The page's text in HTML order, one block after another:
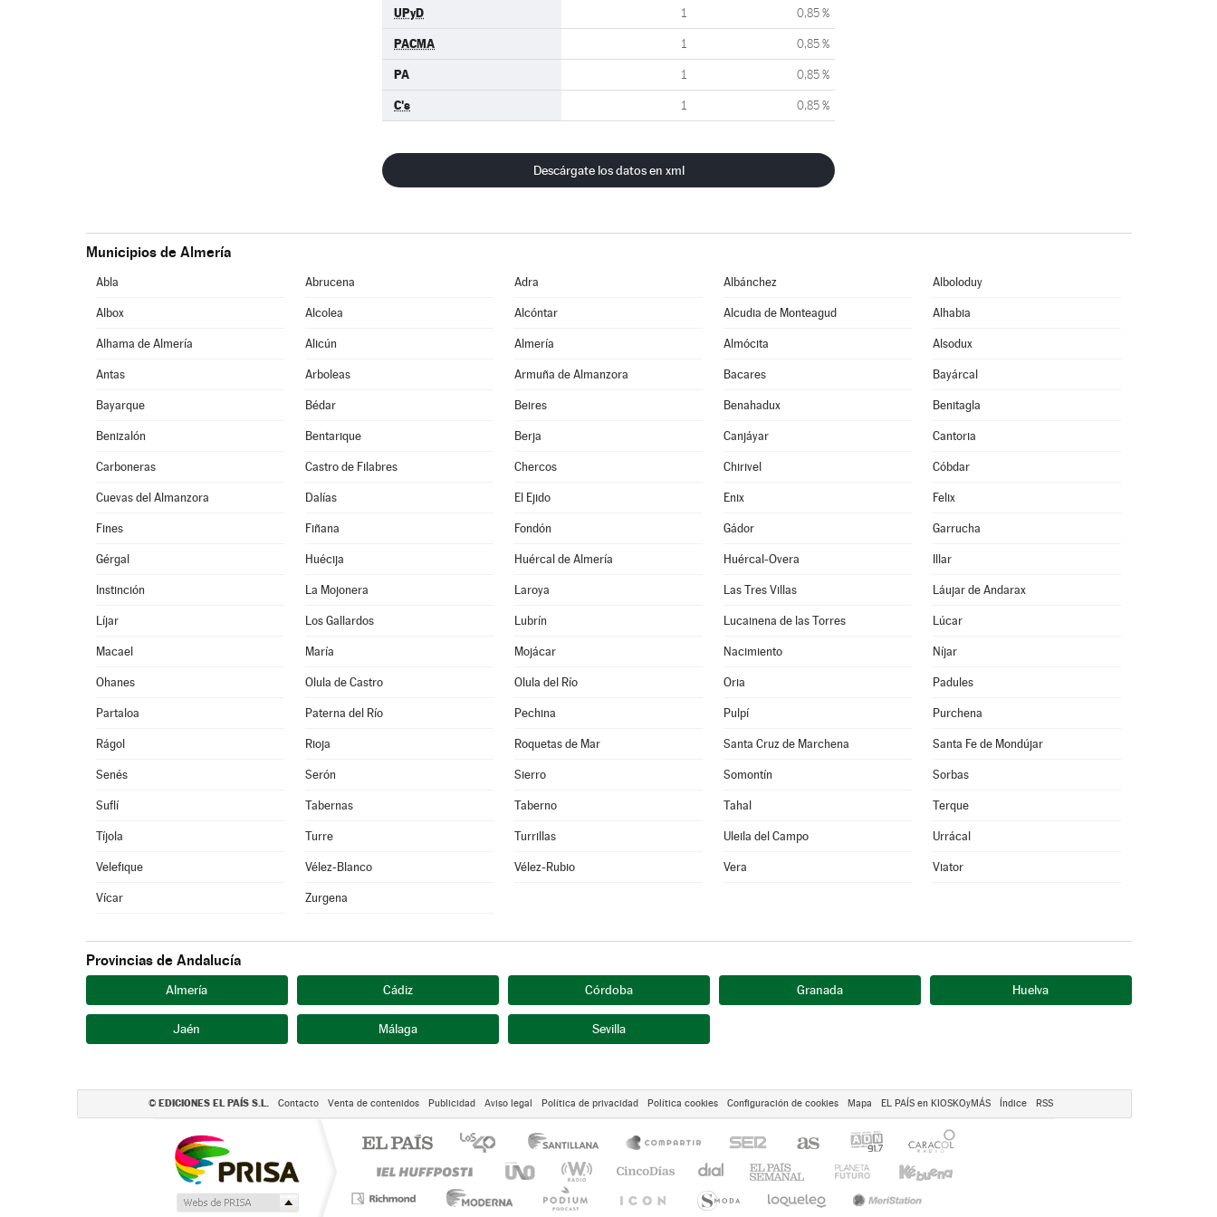
UPyD 1 0,85 %
PACMA 1 0,85 %
PA 1 0,85 %
C's 1 0,85 %
Descárgate los datos en xml
Municipios de Almería
Abla Abrucena Adra Albánchez Alboloduy
Albox Alcolea Alcóntar Alcudia de Monteagud Alhabia
Alhama de Almería Alicún Almería Almócita Alsodux
Antas Arboleas Armuña de Almanzora Bacares Bayárcal
Bayarque Bédar Beires Benahadux Benitagla
Benizalón Bentarique Berja Canjáyar Cantoria
Carboneras Castro de Filabres Chercos Chirivel Cóbdar
Cuevas del Almanzora Dalías El Ejido Enix Felix
Fines Fiñana Fondón Gádor Garrucha
Gérgal Huécija Huércal de Almería Huércal-Overa Illar
Instinción La Mojonera Laroya Las Tres Villas Láujar de Andarax
Líjar Los Gallardos Lubrín Lucainena de las Torres Lúcar
Macael María Mojácar Nacimiento Níjar
Ohanes Olula de Castro Olula del Río Oria Padules
Partaloa Paterna del Río Pechina Pulpí Purchena
Rágol Rioja Roquetas de Mar Santa Cruz de Marchena Santa Fe de Mondújar
Senés Serón Sierro Somontín Sorbas
Suflí Tabernas Taberno Tahal Terque
Tíjola Turre Turrillas Uleila del Campo Urrácal
Velefique Vélez-Blanco Vélez-Rubio Vera Viator
Vícar Zurgena
Provincias de Andalucía
Almería Cádiz Córdoba Granada Huelva
Jaén Málaga Sevilla
© EDICIONES EL PAÍS S.L. Contacto Venta de contenidos Publicidad Aviso legal Política de privacidad Política cookies Configuración de cookies Mapa EL PAÍS en KIOSKOyMÁS Índice RSS